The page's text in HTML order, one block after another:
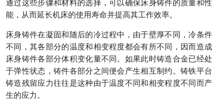
通过这些步骤和材料的选择，可以确保床身铸件的质量和性
能，从而延长机床的使用寿命并提高其工作效率。
床身铸件在凝固和随后的冷过程中，由于壁厚不同，冷条件
不同，其各部分的温度和相变程度都会有所不同，因而造成
床身铸件各部分体积变化量不同。如果此时铸造合金已经处
于弹性状态，铸件各部分之间便会产生相互制约。铸铁平台
铸造残留应力往往是这种由于温度不同和相变程度不同而产
生的应力。